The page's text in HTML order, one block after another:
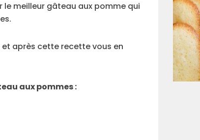
le meilleur gâteau aux pomme qui
après cette recette vous en
aux pommes :